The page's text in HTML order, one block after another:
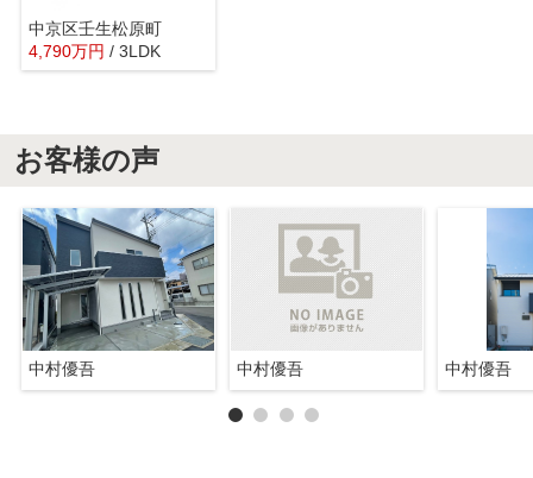
中京区壬生松原町
4,790万円 / 3LDK
お客様の声
中村優吾 中村優吾 中村優吾